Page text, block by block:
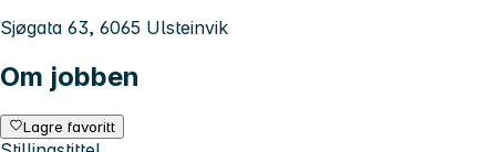
Sjøgata 63, 6065 Ulsteinvik
Om jobben
Lagre favoritt